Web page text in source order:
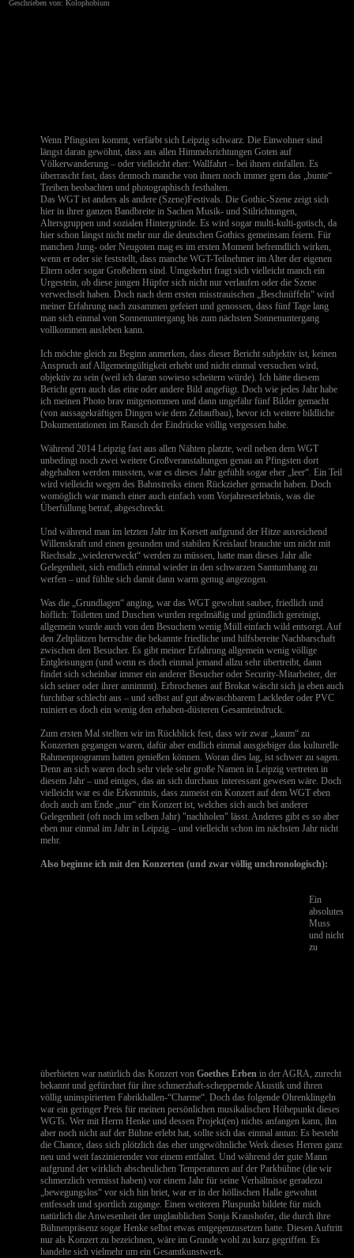
Geschrieben von: Kolophobium
Wenn Pfingsten kommt, verfärbt sich Leipzig schwarz. Die Einwohner sind
längst daran gewöhnt, dass aus allen Himmelsrichtungen Goten auf
Völkerwanderung – oder vielleicht eher: Wallfahrt – bei ihnen einfallen. Es
überrascht fast, dass dennoch manche von ihnen noch immer gern das „bunte“
Treiben beobachten und photographisch festhalten.
Das WGT ist anders als andere (Szene)Festivals. Die Gothic-Szene zeigt sich
hier in ihrer ganzen Bandbreite in Sachen Musik- und Stilrichtungen,
Altersgruppen und sozialen Hintergründe. Es wird sogar multi-kulti-gotisch, da
hier schon längst nicht mehr nur die deutschen Gothics gemeinsam feiern. Für
manchen Jung- oder Neugoten mag es im ersten Moment befremdlich wirken,
wenn er oder sie feststellt, dass manche WGT-Teilnehmer im Alter der eigenen
Eltern oder sogar Großeltern sind. Umgekehrt fragt sich vielleicht manch ein
Urgestein, ob diese jungen Hüpfer sich nicht nur verlaufen oder die Szene
verwechselt haben. Doch nach dem ersten misstrauischen „Beschnüffeln“ wird
meiner Erfahrung nach zusammen gefeiert und genossen, dass fünf Tage lang
man sich einmal von Sonnenuntergang bis zum nächsten Sonnenuntergang
vollkommen ausleben kann.
Ich möchte gleich zu Beginn anmerken, dass dieser Bericht subjektiv ist, keinen
Anspruch auf Allgemeingültigkeit erhebt und nicht einmal versuchen wird,
objektiv zu sein (weil ich daran sowieso scheitern würde). Ich hätte diesem
Bericht gern auch das eine oder andere Bild angefügt. Doch wie jedes Jahr habe
ich meinen Photo brav mitgenommen und dann ungefähr fünf Bilder gemacht
(von aussagekräftigen Dingen wie dem Zeltaufbau), bevor ich weitere bildliche
Dokumentationen im Rausch der Eindrücke völlig vergessen habe.
Während 2014 Leipzig fast aus allen Nähten platzte, weil neben dem WGT
unbedingt noch zwei weitere Großveranstaltungen genau an Pfingsten dort
abgehalten werden mussten, war es dieses Jahr gefühlt sogar eher „leer“. Ein Teil
wird vielleicht wegen des Bahnstreiks einen Rückzieher gemacht haben. Doch
womöglich war manch einer auch einfach vom Vorjahreserlebnis, was die
Überfüllung betraf, abgeschreckt.
Und während man im letzten Jahr im Korsett aufgrund der Hitze ausreichend
Willenskraft und einen gesunden und stabilen Kreislauf brauchte um nicht mit
Riechsalz „wiedererweckt“ werden zu müssen, hatte man dieses Jahr alle
Gelegenheit, sich endlich einmal wieder in den schwarzen Samtumhang zu
werfen – und fühlte sich damit dann warm genug angezogen.
Was die „Grundlagen“ anging, war das WGT gewohnt sauber, friedlich und
höflich: Toiletten und Duschen wurden regelmäßig und gründlich gereinigt,
allgemein wurde auch von den Besuchern wenig Müll einfach wild entsorgt. Auf
den Zeltplätzen herrschte die bekannte friedliche und hilfsbereite Nachbarschaft
zwischen den Besucher. Es gibt meiner Erfahrung allgemein wenig völlige
Entgleisungen (und wenn es doch einmal jemand allzu sehr übertreibt, dann
findet sich scheinbar immer ein anderer Besucher oder Security-Mitarbeiter, der
sich seiner oder ihrer annimmt). Erbrochenes auf Brokat wäscht sich ja eben auch
furchtbar schlecht aus – und selbst auf gut abwaschbarem Lackleder oder PVC
ruiniert es doch ein wenig den erhaben-düsteren Gesamteindruck.
Zum ersten Mal stellten wir im Rückblick fest, dass wir zwar „kaum“ zu
Konzerten gegangen waren, dafür aber endlich einmal ausgiebiger das kulturelle
Rahmenprogramm hatten genießen können. Woran dies lag, ist schwer zu sagen.
Denn an sich waren doch sehr viele sehr große Namen in Leipzig vertreten in
diesem Jahr – und einiges, das an sich durchaus interessant gewesen wäre. Doch
vielleicht war es die Erkenntnis, dass zumeist ein Konzert auf dem WGT eben
doch auch am Ende „nur“ ein Konzert ist, welches sich auch bei anderer
Gelegenheit (oft noch im selben Jahr) "nachholen" lässt. Anderes gibt es so aber
eben nur einmal im Jahr in Leipzig – und vielleicht schon im nächsten Jahr nicht
mehr.
Also beginne ich mit den Konzerten (und zwar völlig unchronologisch):
Ein
absolutes
Muss
und nicht
zu
überbieten war natürlich das Konzert vonGoethes Erben in der AGRA, zurecht
bekannt und gefürchtet für ihre schmerzhaft-scheppernde Akustik und ihren
völlig uninspirierten Fabrikhallen-“Charme“. Doch das folgende Ohrenklingeln
war ein geringer Preis für meinen persönlichen musikalischen Höhepunkt dieses
WGTs. Wer mit Herrn Henke und dessen Projekt(en) nichts anfangen kann, ihn
aber noch nicht auf der Bühne erlebt hat, sollte sich das einmal antun: Es besteht
die Chance, dass sich plötzlich das eher ungewöhnliche Werk dieses Herren ganz
neu und weit faszinierender vor einem entfaltet. Und während der gute Mann
aufgrund der wirklich abscheulichen Temperaturen auf der Parkbühne (die wir
schmerzlich vermisst haben) vor einem Jahr für seine Verhältnisse geradezu
„bewegungslos“ vor sich hin briet, war er in der höllischen Halle gewohnt
entfesselt und sportlich zugange. Einen weiteren Pluspunkt bildete für mich
natürlich die Anwesenheit der unglaublichen Sonja Kraushofer, die durch ihre
Bühnenpräsenz sogar Henke selbst etwas entgegenzusetzen hatte. Diesen Auftritt
nur als Konzert zu bezeichnen, wäre im Grunde wohl zu kurz gegriffen. Es
handelte sich vielmehr um ein Gesamtkunstwerk.